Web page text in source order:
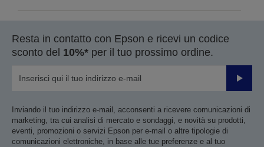
Resta in contatto con Epson e ricevi un codice
sconto del 10%* per il tuo prossimo ordine.
Invia
Inviando il tuo indirizzo e-mail, acconsenti a ricevere comunicazioni di
marketing, tra cui analisi di mercato e sondaggi, e novità su prodotti,
eventi, promozioni o servizi Epson per e-mail o altre tipologie di
comunicazioni elettroniche, in base alle tue preferenze e al tuo